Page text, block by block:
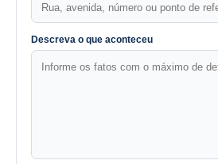
Descreva o que aconteceu